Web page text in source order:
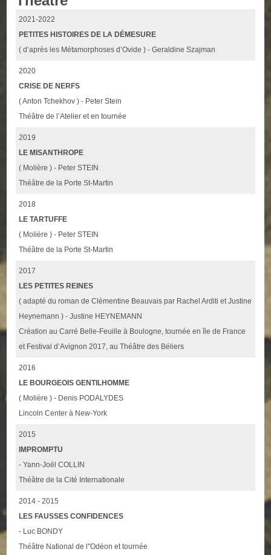
2021-2022
PETITES HISTOIRES DE LA DÉMESURE
( d’après les Métamorphoses d’Ovide ) - Geraldine Szajman
2020
CRISE DE NERFS
( Anton Tchekhov ) - Peter Stein
Théâtre de l’Atelier et en tournée
2019
LE MISANTHROPE
( Molière ) - Peter STEIN
Théâtre de la Porte St-Martin
2018
LE TARTUFFE
( Molière ) - Peter STEIN
Théâtre de la Porte St-Martin
2017
LES PETITES REINES
( adapté du roman de Clémentine Beauvais par Rachel Arditi et Justine
Heynemann ) - Justine HEYNEMANN
Création au Carré Belle-Feuille à Boulogne, tournée en île de France
et Festival d’Avignon 2017, au Théâtre des Béliers
2016
LE BOURGEOIS GENTILHOMME
( Molière ) - Denis PODALYDES
Lincoln Center à New-York
2015
IMPROMPTU
- Yann-Joël COLLIN
Théâtre de la Cité Internationale
2014 - 2015
LES FAUSSES CONFIDENCES
- Luc BONDY
Théâtre National de l''Odéon et tournée